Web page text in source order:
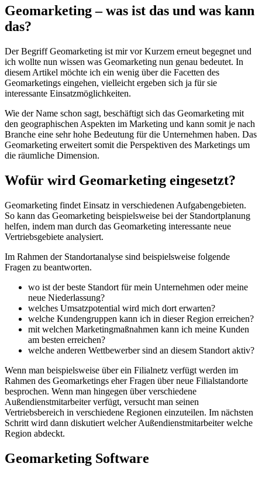
Geomarketing – was ist das und was kann
das?
Der Begriff Geomarketing ist mir vor Kurzem erneut begegnet und
ich wollte nun wissen was Geomarketing nun genau bedeutet. In
diesem Artikel möchte ich ein wenig über die Facetten des
Geomarketings eingehen, vielleicht ergeben sich ja für sie
interessante Einsatzmöglichkeiten.
Wie der Name schon sagt, beschäftigt sich das Geomarketing mit
den geographischen Aspekten im Marketing und kann somit je nach
Branche eine sehr hohe Bedeutung für die Unternehmen haben. Das
Geomarketing erweitert somit die Perspektiven des Marketings um
die räumliche Dimension.
Wofür wird Geomarketing eingesetzt?
Geomarketing findet Einsatz in verschiedenen Aufgabengebieten.
So kann das Geomarketing beispielsweise bei der Standortplanung
helfen, indem man durch das Geomarketing interessante neue
Vertriebsgebiete analysiert.
Im Rahmen der Standortanalyse sind beispielsweise folgende
Fragen zu beantworten.
wo ist der beste Standort für mein Unternehmen oder meine
neue Niederlassung?
welches Umsatzpotential wird mich dort erwarten?
welche Kundengruppen kann ich in dieser Region erreichen?
mit welchen Marketingmaßnahmen kann ich meine Kunden
am besten erreichen?
welche anderen Wettbewerber sind an diesem Standort aktiv?
Wenn man beispielsweise über ein Filialnetz verfügt werden im
Rahmen des Geomarketings eher Fragen über neue Filialstandorte
besprochen. Wenn man hingegen über verschiedene
Außendienstmitarbeiter verfügt, versucht man seinen
Vertriebsbereich in verschiedene Regionen einzuteilen. Im nächsten
Schritt wird dann diskutiert welcher Außendienstmitarbeiter welche
Region abdeckt.
Geomarketing Software